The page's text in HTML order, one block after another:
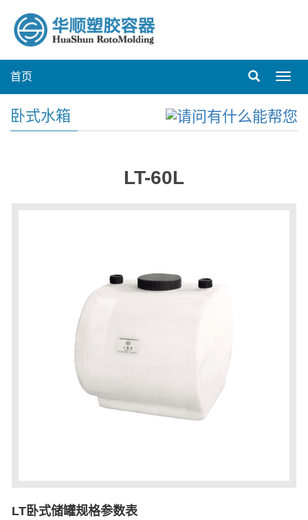
首页
卧式水箱
LT-60L
LT卧式储罐规格参数表